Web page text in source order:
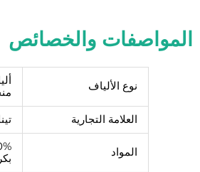
المواصفات والخصائص
نوع الألياف
العلامة التجارية
المواد